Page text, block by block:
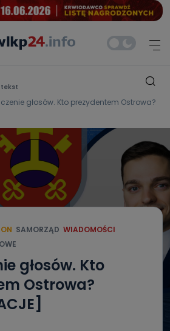
tekst
głosów. Kto prezydentem Ostrowa?
SAMORZĄD WIADOMOŚCI
głosów. Kto
Ostrowa?